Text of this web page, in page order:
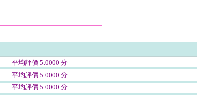
平均評價 5.0000 分
平均評價 5.0000 分
平均評價 5.0000 分